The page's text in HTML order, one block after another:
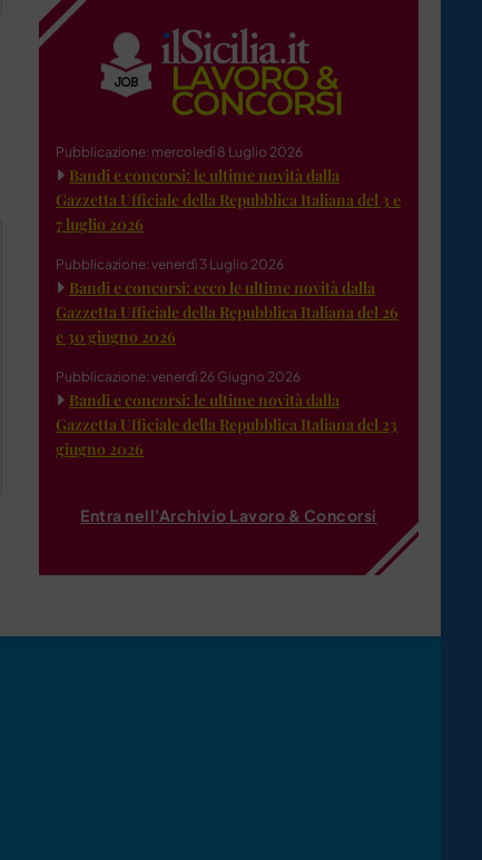
Pubblicazione: mercoledì 8 Luglio 2026
Bandi e concorsi: le ultime novità dalla
Gazzetta Ufficiale della Repubblica Italiana del 3 e
7 luglio 2026
Pubblicazione: venerdì 3 Luglio 2026
Bandi e concorsi: ecco le ultime novità dalla
Gazzetta Ufficiale della Repubblica Italiana del 26
e 30 giugno 2026
Pubblicazione: venerdì 26 Giugno 2026
Bandi e concorsi: le ultime novità dalla
Gazzetta Ufficiale della Repubblica Italiana del 23
giugno 2026
Entra nell'Archivio Lavoro & Concorsi